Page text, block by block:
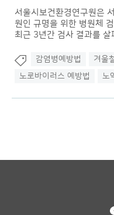
서울시보건환경연구원은
원인 규명을 위한 병원체
최근 3년간 검사 결과를
시행되었다.감염병예방법 겨울
노로바이러스 예방법
노